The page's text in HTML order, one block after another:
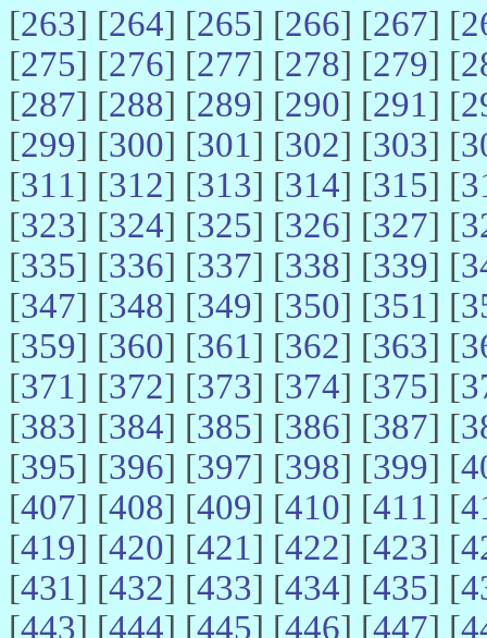
[263] [264] [265] [266] [267] [
[275] [276] [277] [278] [279] [
[287] [288] [289] [290] [291] [
[299] [300] [301] [302] [303] [
[311] [312] [313] [314] [315] [
[323] [324] [325] [326] [327] [
[335] [336] [337] [338] [339] [
[347] [348] [349] [350] [351] [
[359] [360] [361] [362] [363] [
[371] [372] [373] [374] [375] [
[383] [384] [385] [386] [387] [
[395] [396] [397] [398] [399] [
[407] [408] [409] [410] [411] [
[419] [420] [421] [422] [423] [
[431] [432] [433] [434] [435] [
[443] [444] [445] [446] [447] [